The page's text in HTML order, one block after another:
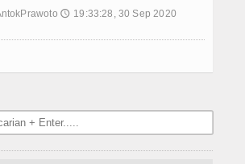
🕔 19:33:28, 30 Sep 2020